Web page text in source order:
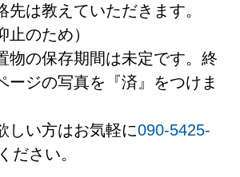
は教えていただきます。
止のため）
の保存期間は未定です。終
ージの写真を『済』をつけま
い方はお気軽に090-5425-
ださい。